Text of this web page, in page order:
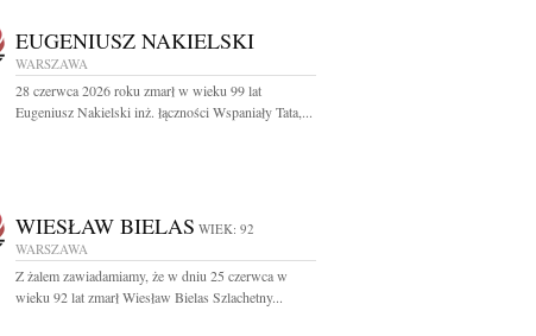
EUGENIUSZ NAKIELSKI
WARSZAWA
28 czerwca 2026 roku zmarł w wieku 99 lat
Eugeniusz Nakielski inż. łączności Wspaniały Tata,...
WIESŁAW BIELAS WIEK: 92
WARSZAWA
Z żalem zawiadamiamy, że w dniu 25 czerwca w
wieku 92 lat zmarł Wiesław Bielas Szlachetny...